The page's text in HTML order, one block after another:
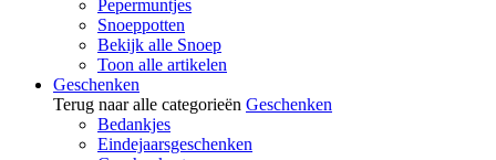
Pepermuntjes
Snoeppotten
Bekijk alle Snoep
Toon alle artikelen
Geschenken
Terug naar alle categorieën Geschenken
Bedankjes
Eindejaarsgeschenken